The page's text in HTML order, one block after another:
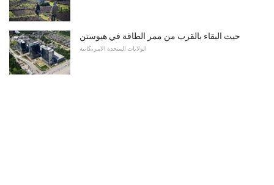
حيث البقاء بالقرب من ممر الطاقة في هيوستن
الولايات المتحدة الامريكانية